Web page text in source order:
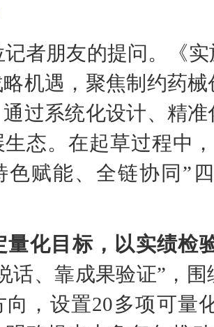
记者朋友的提问。《
机遇，聚焦制约药
过系统化设计、精
生态。在起草过程中
色赋能、全链协同”
量化目标，以实绩检
话、靠成果验证”，
向，设置20多项可量